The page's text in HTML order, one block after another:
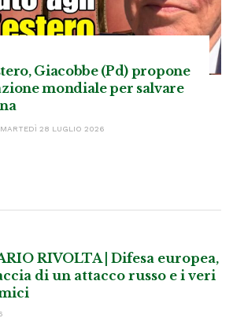
Giacobbe (Pd) propone
mondiale per salvare
MARTEDÌ 28 LUGLIO 2026
RIVOLTA | Difesa europea,
di un attacco russo e i veri